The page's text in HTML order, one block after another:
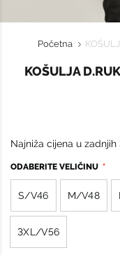
Početna
KOŠULJA
Najniža cijena u zadnjih
ODABERITE VELIČINU
S/V46 M/V48
3XL/V56